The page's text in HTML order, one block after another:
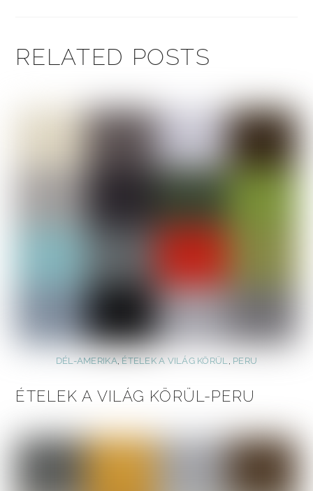
RELATED POSTS
DÉL-AMERIKA, ÉTELEK A VILÁG KÖRÜL, PERU
ÉTELEK A VILÁG KÖRÜL-PERU